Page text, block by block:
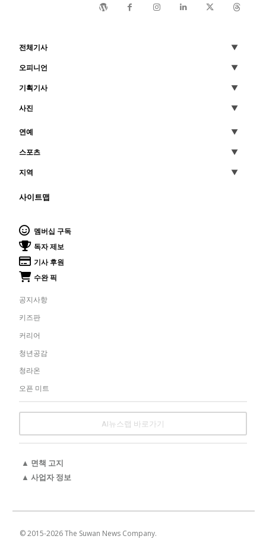
전체기사
오피니언
기획기사
사진
연예
스포츠
지역
사이트맵
멤버십 구독
독자 제보
기사 후원
수완 픽
공지사항
키즈판
커리어
청년공감
청라온
오픈 미트
AI뉴스랩 바로가기
▲ 면책 고지
▲ 사업자 정보
© 2015-2026The Suwan News Company.